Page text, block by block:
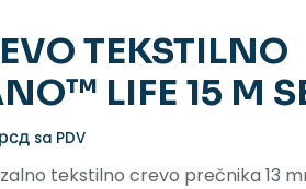
TEKSTILNO
LIFE 15 M
sa PDV
tekstilno crevo prečnika 13